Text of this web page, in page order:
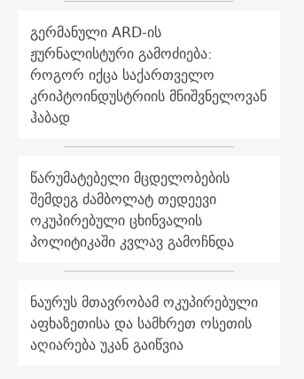
გერმანული ARD-ის
ჟურნალისტური გამოძიება:
როგორ იქცა საქართველო
კრიპტოინდუსტრიის მნიშვნელოვან
ჰაბად
წარუმატებელი მცდელობების
შემდეგ ძამბოლატ თედეევი
ოკუპირებული ცხინვალის
პოლიტიკაში კვლავ გამოჩნდა
ნაურუს მთავრობამ ოკუპირებული
აფხაზეთისა და სამხრეთ ოსეთის
აღიარება უკან გაიწვია